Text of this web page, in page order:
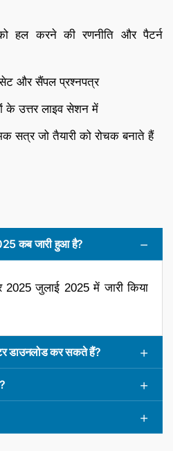
हल करने की रणनीति और पैटर्न
और सैंपल प्रश्नपत्र
के उत्तर लाइव सेशन में
सत्र जो तैयारी को रोचक बनाते हैं
कब जारी हुआ है?
जुलाई 2025 में जारी किया
डाउनलोड कर सकते हैं?